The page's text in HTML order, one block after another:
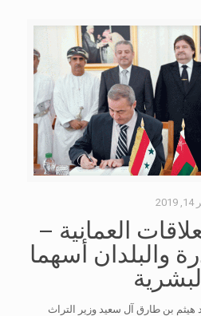
العمانية –
والبلدان أسهما
بن طارق آل سعيد وزير التراث